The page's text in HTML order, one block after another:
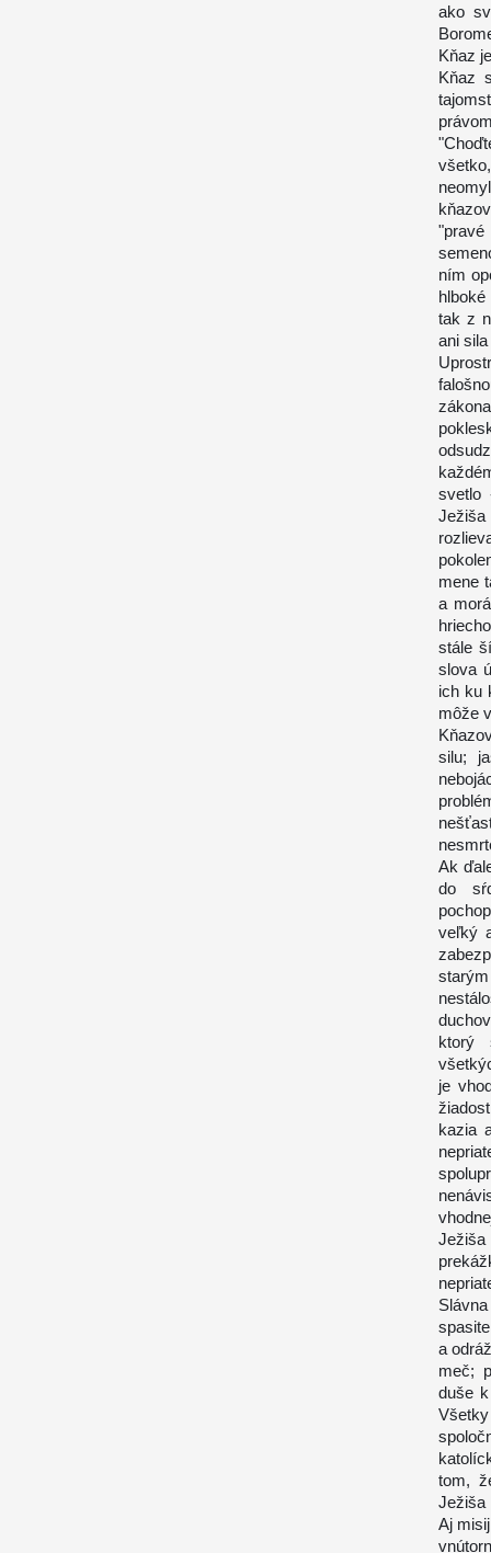
ako
Kňaz
Kňaz
ním
tak z
ani
svetlo
mene
a
stále
slova
ich ku
môže
silu;
Ak
do
veľký
ktorý
je
kazia
Ježiša
a
meč;
duše
tom,
Ježiša
Aj